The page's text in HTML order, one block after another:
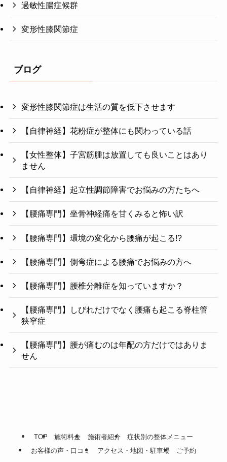
過敏性腸症候群
変形性膝関節症
ブログ
変形性膝関節症は生活の質を低下させます
【自律神経】花粉症が整体にも関わっている話
【女性整体】子宮筋腫は放置しても良いことはあり
ません
【自律神経】起立性調節障害でお悩みの方たちへ
【腰痛専門】坐骨神経痛を甘くみると怖い訳
【腰痛専門】環境の変化から腰痛が起こる!?
【腰痛専門】側弯症による腰痛でお悩みの方へ
【腰痛専門】腰椎分離症を知っていますか？
【腰痛専門】しびれだけでなく腰痛も起こる脊柱管
狭窄症
【腰痛専門】腰が痛むのは年配の方だけではありま
せん
TOP 施術料金 施術者紹介
症状別の整体メニュー
お客様の声・口コミ
アクセス・地図・駐車場 ご予約